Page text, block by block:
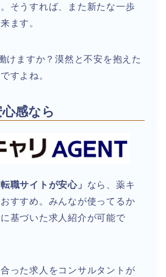
そうすれば、また新たな一歩
ます。
けますか？漠然と不安を抱えた
すよね。
感なら
職サイトが安心」 なら、薬キ
すすめ。みんなが使ってるか
に基づいた求人紹介が可能で
った求人をコンサルタントが